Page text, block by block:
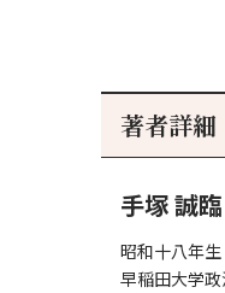
著者詳細
手塚 誠臨
昭和十八年生
早稲田大学